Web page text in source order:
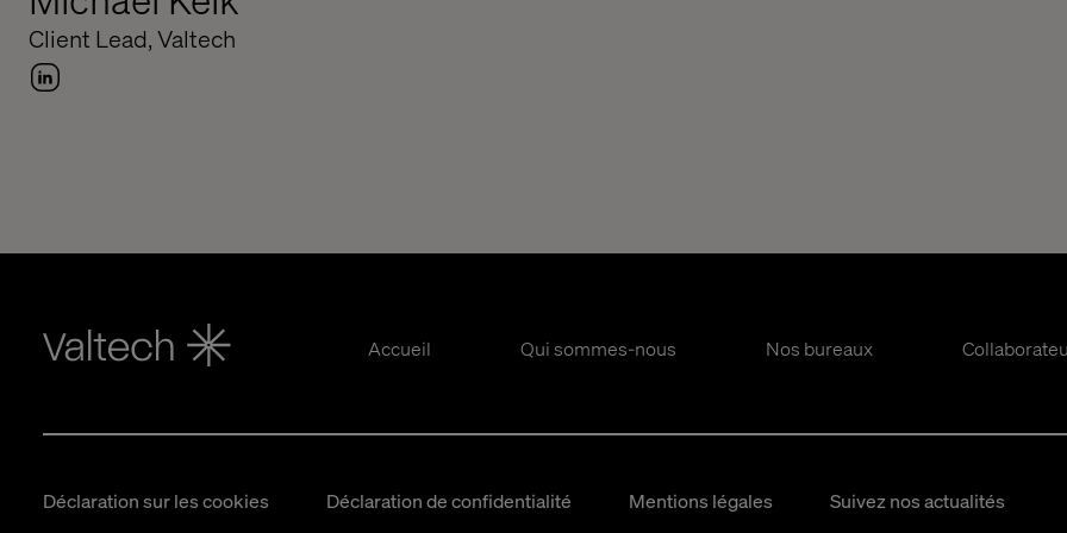
Client Lead, Valtech
Accueil Qui sommes-nous Nos bureaux
Déclaration sur les cookies Déclaration de confidentialité Mentions légales Suivez nos actualités